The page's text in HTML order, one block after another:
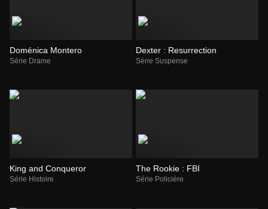
Doménica Montero
Série Drame
Dexter : Resurrection
Série Suspense
King and Conqueror
Série Histoire
The Rookie : FBI
Série Policière